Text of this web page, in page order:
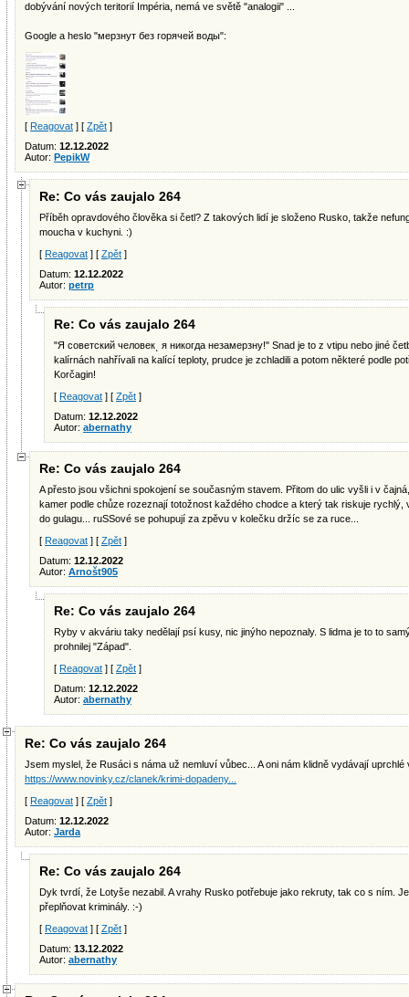
dobývání nových teritorií Impéria, nemá ve světě "analogii" ...
Google a heslo "мерзнут без горячей воды":
[ Reagovat ] [ Zpět ]
Datum: 12.12.2022
Autor: PepikW
Re: Co vás zaujalo 264
Příběh opravdového člověka si četl? Z takových lidí je složeno Rusko, takže
moucha v kuchyni. :)
[ Reagovat ] [ Zpět ]
Datum: 12.12.2022
Autor: petrp
Re: Co vás zaujalo 264
"Я советский человекͺ я никогда незамерзнуǃ" Snad je to z vtipu nebo jiné
kalírnách nahřívali na kalící teploty, prudce je zchladili a potom některé podle
Korčagin!
[ Reagovat ] [ Zpět ]
Datum: 12.12.2022
Autor: abernathy
Re: Co vás zaujalo 264
A přesto jsou všichni spokojení se současným stavem. Přitom do ulic vyšli i v
kamer podle chůze rozeznají totožnost každého chodce a který tak riskuje rychlý,
do gulagu... ruSSové se pohupují za zpěvu v kolečku držíc se za ruce...
[ Reagovat ] [ Zpět ]
Datum: 12.12.2022
Autor: Arnošt905
Re: Co vás zaujalo 264
Ryby v akváriu taky nedělají psí kusy, nic jinýho nepoznaly. S lidma je to to
prohnilej "Západ".
[ Reagovat ] [ Zpět ]
Datum: 12.12.2022
Autor: abernathy
Re: Co vás zaujalo 264
Jsem myslel, že Rusáci s náma už nemluví vůbec... A oni nám klidně vydávají uprchlé
https://www.novinky.cz/clanek/krimi-dopadeny...
[ Reagovat ] [ Zpět ]
Datum: 12.12.2022
Autor: Jarda
Re: Co vás zaujalo 264
Dyk tvrdí, že Lotyše nezabil. A vrahy Rusko potřebuje jako rekruty, tak co s ním.
přeplňovat kriminály. :-)
[ Reagovat ] [ Zpět ]
Datum: 13.12.2022
Autor: abernathy